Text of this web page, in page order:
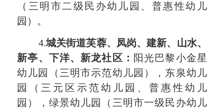
（三明市二级民办幼儿园 、 普惠性幼儿
园）。
4.城关街道芙蓉、凤岗、建新、山水、
新亭、 下洋、新龙社区 ： 阳光巴黎小金星
幼儿园
（三明市示范幼儿园）
，东泉幼儿
园
（三元区示范幼儿园、 普惠性幼儿
园 ） ，绿景幼儿园 （ 三明市一级民办幼儿